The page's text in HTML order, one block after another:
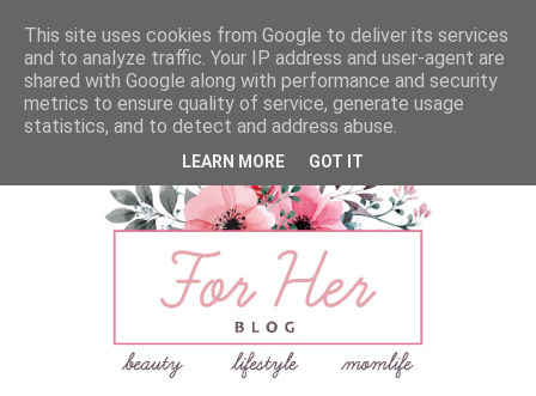
This site uses cookies from Google to deliver its services
and to analyze traffic. Your IP address and user-agent are
shared with Google along with performance and security
metrics to ensure quality of service, generate usage
statistics, and to detect and address abuse.
LEARN MORE GOT IT